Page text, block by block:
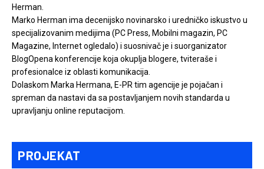
PROJEKAT
Herman.
Marko Herman ima decenijsko novinarsko i uredničko iskustvo u
specijalizovanim medijima (PC Press, Mobilni magazin, PC
Magazine, Internet ogledalo) i suosnivač je i suorganizator
BlogOpena konferencije koja okuplja blogere, tviteraše i
profesionalce iz oblasti komunikacija.
Dolaskom Marka Hermana, E-PR tim agencije je pojačan i
spreman da nastavi da sa postavljanjem novih standarda u
upravljanju online reputacijom.